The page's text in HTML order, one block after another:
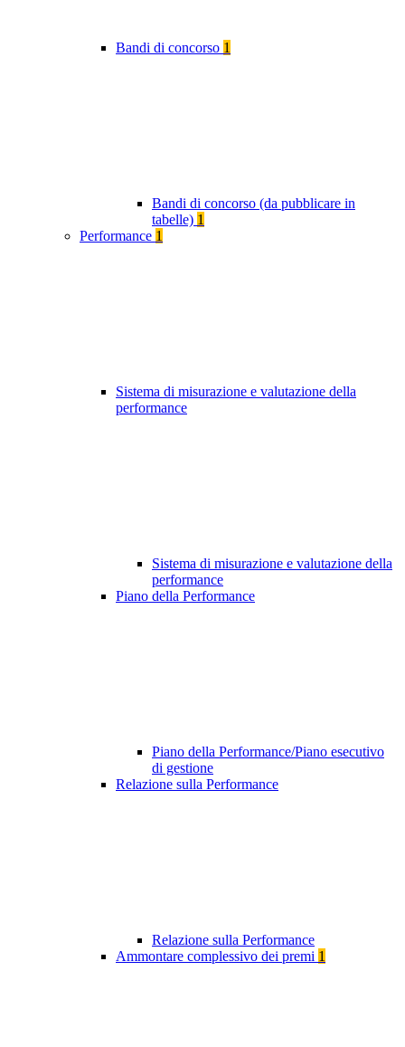
Bandi di concorso 1
Bandi di concorso (da pubblicare in
tabelle) 1
Performance 1
Sistema di misurazione e valutazione della
performance
Sistema di misurazione e valutazione della
performance
Piano della Performance
Piano della Performance/Piano esecutivo
di gestione
Relazione sulla Performance
Relazione sulla Performance
Ammontare complessivo dei premi 1